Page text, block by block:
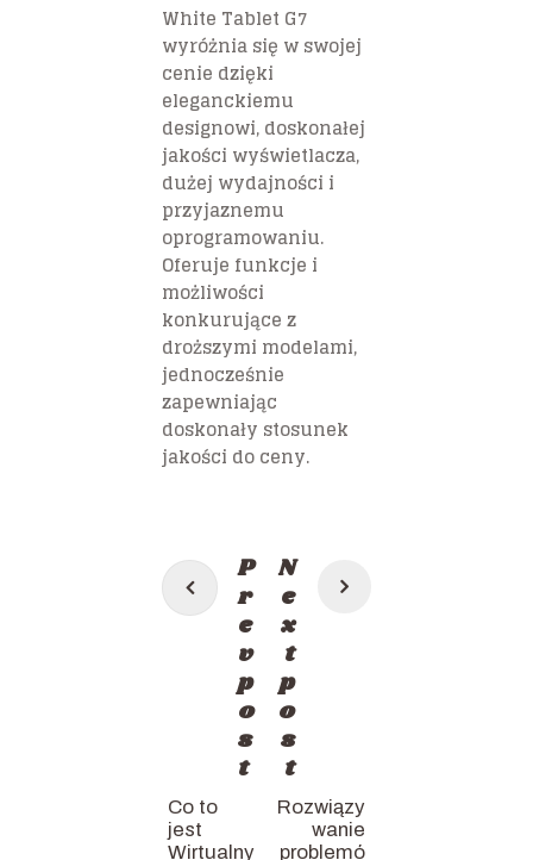
White Tablet G7
wyróżnia się w swojej
cenie dzięki
eleganckiemu
designowi, doskonałej
jakości wyświetlacza,
dużej wydajności i
przyjaznemu
oprogramowaniu.
Oferuje funkcje i
możliwości
konkurujące z
droższymi modelami,
jednocześnie
zapewniając
doskonały stosunek
jakości do ceny.
Post
navigation
P
r
e
v
p
o
s
t
Co to
jest
Wirtualny
N
e
x
t
p
o
s
t
Rozwiązy
wanie
problemó